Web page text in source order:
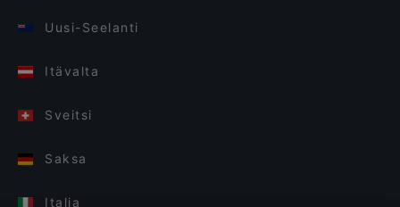
Uusi-Seelanti
Itävalta
Sveitsi
Saksa
Italia